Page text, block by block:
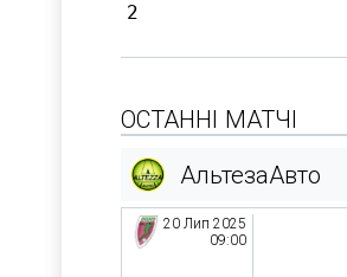
2
ОСТАННІ МАТЧІ
АльтезаАвто
20 Лип 2025
09:00